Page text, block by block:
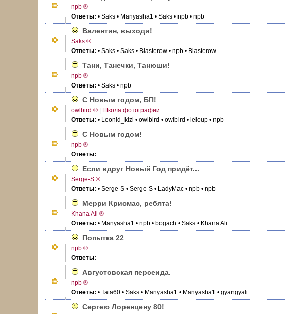
npb ®
Ответы: • Saks • Manyasha1 • Saks • npb • npb
Валентин, выходи!
Saks ®
Ответы: • Saks • Saks • Blasterow • npb • Blasterow
Тани, Танечки, Танюши!
npb ®
Ответы: • Saks • npb
С Новым годом, БП!
owlbird ®
Школа фотографии
Ответы: • Leonid_kizi • owlbird • owlbird • leloup • npb
С Новым годом!
npb ®
Ответы:
Если вдруг Новый Год придёт...
Serge-S ®
Ответы: • Serge-S • Serge-S • LadyMac • npb • npb
Мерри Крисмас, ребята!
Khana Ali ®
Ответы: • Manyasha1 • npb • bogach • Saks • Khana Ali
Попытка 22
npb ®
Ответы:
Августовская персеида.
npb ®
Ответы: • Tata60 • Saks • Manyasha1 • Manyasha1 • gyangyali
Сергею Лоренцену 80!